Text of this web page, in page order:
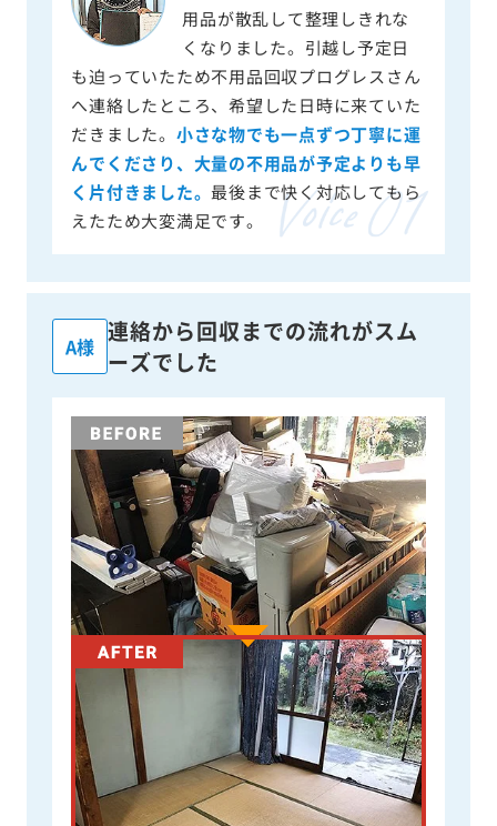
用品が散乱して整理しきれな
くなりました。引越し予定日
も迫っていたため不用品回収プログレスさん
へ連絡したところ、希望した日時に来ていた
だきました。 小さな物でも一点ずつ丁寧に運
んでくださり、大量の不用品が予定よりも早
く片付きました。 最後まで快く対応してもら
えたため大変満足です。
A様
連絡から回収までの流れがスム
ーズでした